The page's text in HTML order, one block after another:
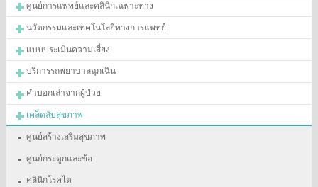
ศูนย์การแพทย์และคลินิกเฉพาะทาง
นวัตกรรมและเทคโนโลยีทางการแพทย์
แบบประเมินความเสี่ยง
บริการรถพยาบาลฉุกเฉิน
คำบอกเล่าจากผู้ป่วย
เคล็ดลับสุขภาพ
ศูนย์สร้างเสริมสุขภาพ
ศูนย์กระดูกและข้อ
คลินิกโรคไต